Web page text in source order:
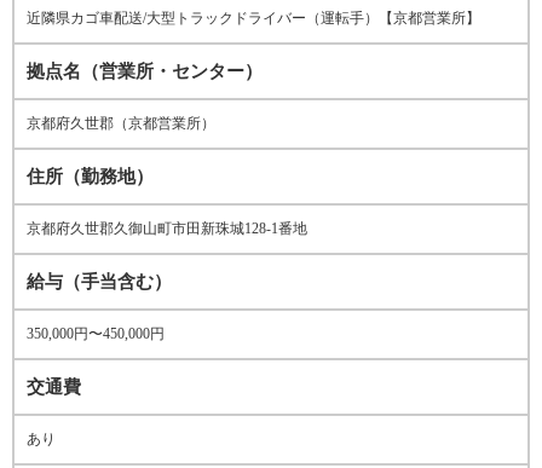
近隣県カゴ車配送/大型トラックドライバー（運転手）【京都営業所】
拠点名（営業所・センター）
京都府久世郡（京都営業所）
住所（勤務地）
京都府久世郡久御山町市田新珠城128-1番地
給与（手当含む）
350,000円〜450,000円
交通費
あり